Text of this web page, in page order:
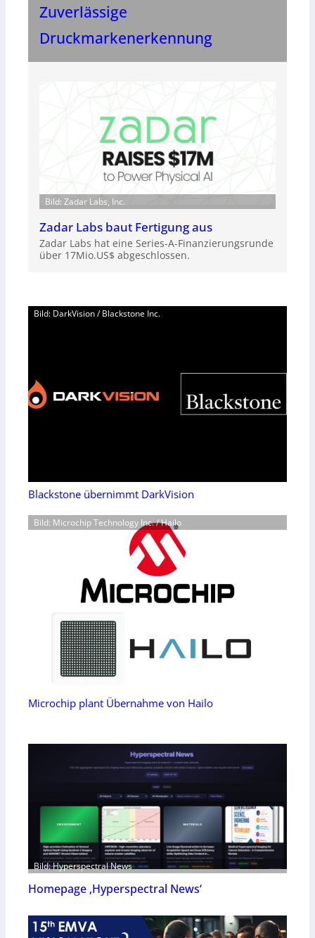
Zuverlässige
Druckmarkenerkennung
Bild: Zadar Labs, Inc.
Zadar Labs baut Fertigung aus
Zadar Labs hat eine Series-A-Finanzierungsrunde
über 17Mio.US$ abgeschlossen.
Bild: DarkVision / Blackstone Inc.
Blackstone übernimmt DarkVision
Bild: Microchip Technology Inc. / Hailo
Microchip plant Übernahme von Hailo
Bild: Hyperspectral News
Homepage ‚Hyperspectral News‘